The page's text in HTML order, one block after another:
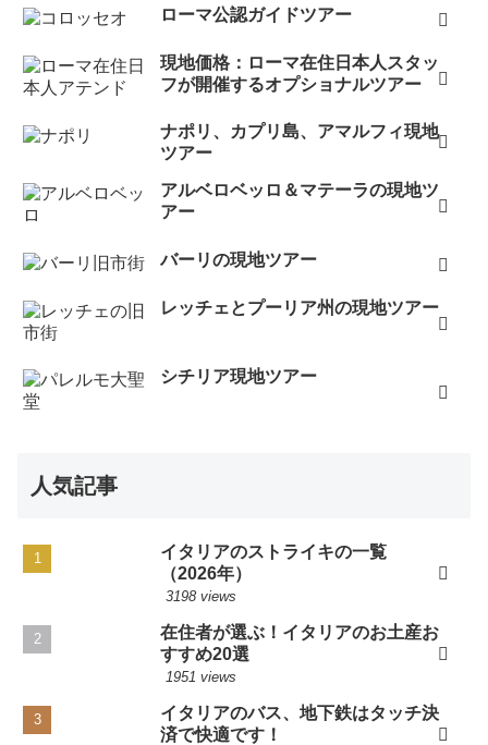
ローマ公認ガイドツアー
現地価格：ローマ在住日本人スタッ
フが開催するオプショナルツアー
ナポリ、カプリ島、アマルフィ現地
ツアー
アルベロベッロ＆マテーラの現地ツ
アー
バーリの現地ツアー
レッチェとプーリア州の現地ツアー
シチリア現地ツアー
人気記事
イタリアのストライキの一覧
（2026年）
3198 views
在住者が選ぶ！イタリアのお土産お
すすめ20選
1951 views
イタリアのバス、地下鉄はタッチ決
済で快適です！